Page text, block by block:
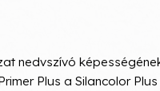
nedvszívó
Plus a Silancolor